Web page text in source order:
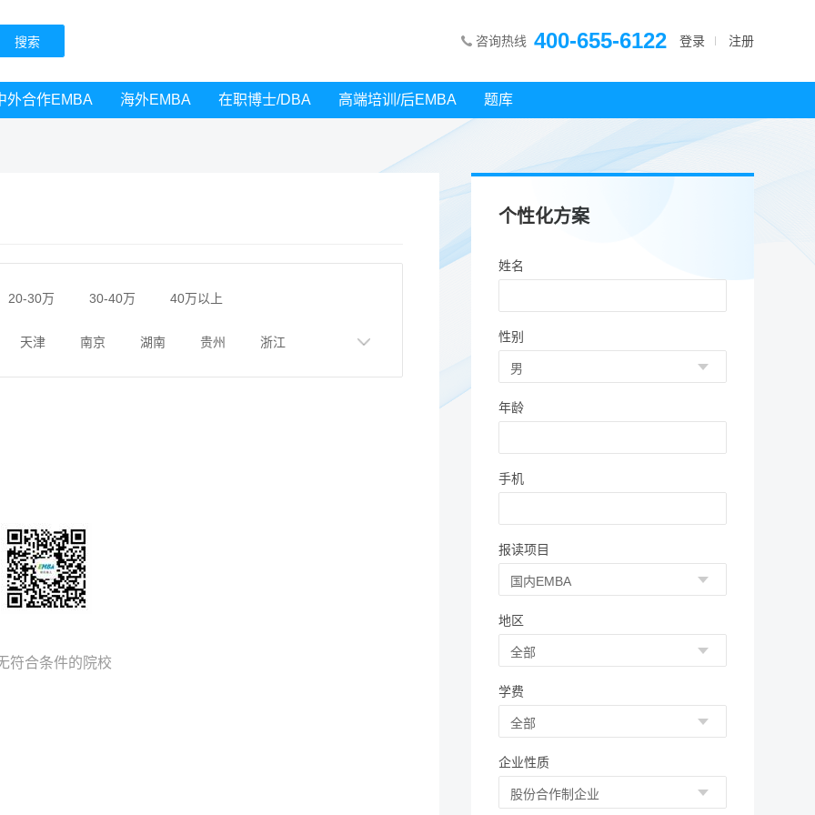
咨询热线 400-655-6122 登录 注册
外合作EMBA 海外EMBA 在职博士/DBA 高端培训/后EMBA 题库
20-30万 30-40万 40万以上
天津 南京 湖南 贵州 浙江
符合条件的院校
个性化方案
姓名
性别
年龄
手机
报读项目
地区
学费
企业性质